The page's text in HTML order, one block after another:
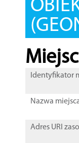
Identyfikator
Nazwa
Adres URI